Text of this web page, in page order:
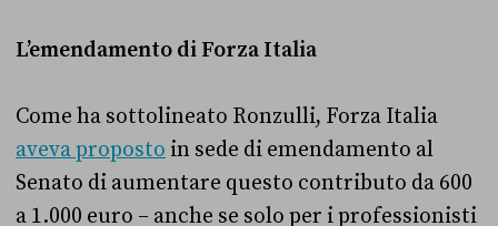
L’emendamento di Forza Italia
Come ha sottolineato Ronzulli, Forza Italia
aveva proposto in sede di emendamento al
Senato di aumentare questo contributo da 600
a 1.000 euro – anche se solo per i professionisti